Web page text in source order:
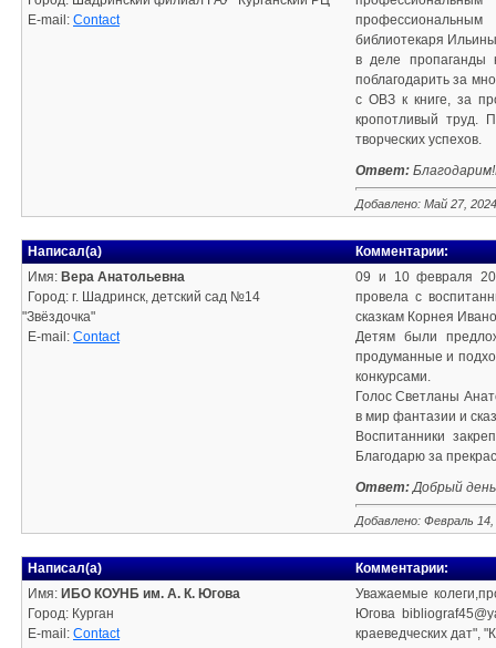
E-mail: Contact
библиотекаря
в деле пропаганды
поблагодарить за
с ОВЗ к книге, за
кропотливый труд.
творческих успехов.
Ответ:
Добавлено: Май 27, 2024
Написал(а)
Имя: Вера Анатольевна
Город: г. Шадринск, детский сад №14
"Звёздочка"
E-mail: Contact
Комментарии:
09 и 10 февраля
провела с
сказкам Корнея
Детям были
продуманные и
конкурсами.
Голос Светланы
в мир фантазии и
Воспитанники
Благодарю за
Ответ:Добрый
Добавлено: Февраль 14,
Написал(а)
Имя: ИБО КОУНБ им. А. К. Югова
Город: Курган
E-mail: Contact
Комментарии:
Уважаемые
Югова
краеведческих дат",